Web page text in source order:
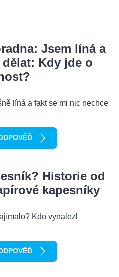
Jsem líná a
Kdy jde o
líná a fakt se mi nic nechce
Historie od
kapesníky
Kdo vynalezl